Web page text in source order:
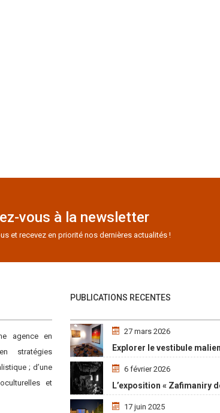
vous à la newsletter
et recevez en priorité nos dernières actualités !
agence en
stratégies
; d’une
et
PUBLICATIONS RECENTES
27 mars 2026
6 février 2026
17 juin 2025